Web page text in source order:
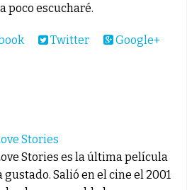
poco escucharé.
Twitter Google+
Stories
Stories es la última película
gustado. Salió en el cine el 2001